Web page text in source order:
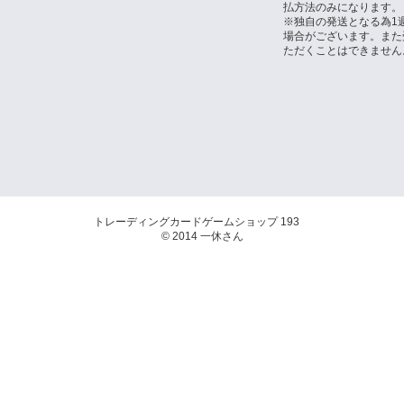
払方法のみになります。
※独自の発送となる為1
場合がございます。ま
ただくことはできませ
トレーディングカードゲームショップ 193
© 2014 一休さん